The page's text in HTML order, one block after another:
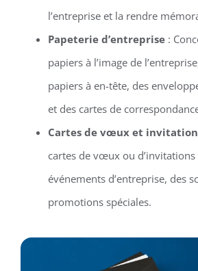
l’entreprise et la rendre
Papeterie d’entreprise:
papiers à l’image de
papiers à en-tête, des
et des cartes de
Cartes de vœux et
cartes de vœux ou
événements d’entreprise, des
promotions spéciales.